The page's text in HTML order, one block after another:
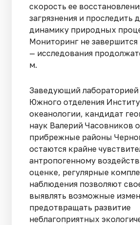
скорость ее
загрязнения и проследить
динамику природных
Мониторинг не завершится
— исследования
м.
Заведующий
Южного отделения
океанологии, кандидат
наук Валерий Часовников
прибрежные районы
остаются крайне
антропогенному
оценке, регулярные
наблюдения позволяют
выявлять возможные
предотвращать развитие
неблагоприятных